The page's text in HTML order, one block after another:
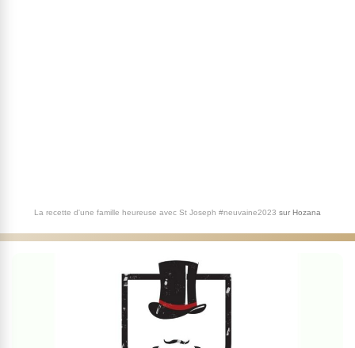
La recette d'une famille heureuse avec St Joseph #neuvaine2023 sur Hozana